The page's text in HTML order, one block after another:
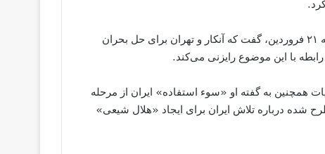
در همین حال مولود چاووش‌اوغلو، وزیر خارجه ترکیه، روز جمعه ۲۱ فروردین، گفت که آنکار و تهران برای حل بحران
با این موضوع رایزنی می‌کند.
همچنین به گفته او «سوء استفاده» ایران از مرحله
شده درباره تلاش ایران برای ایجاد «هلال شیعی»